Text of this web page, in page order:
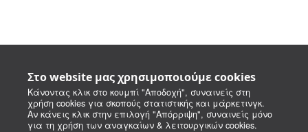
Στο website μας χρησιμοποιούμε cookies
Κάνοντας κλικ στο κουμπί "Αποδοχή", συναινείς στη
χρήση cookies για σκοπούς στατιστικής και μάρκετινγκ.
Αν κάνεις κλικ στην επιλογή "Απόρριψη", συναινείς μόνο
για τη χρήση των αναγκαίων & λειτουργικών cookies.